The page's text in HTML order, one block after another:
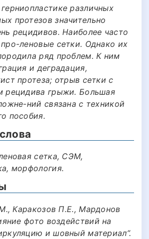
различных
протезов значительно
рецидивов. Наиболее часто
леновые сетки. Однако их
ряд проблем. К ним
и деградация,
протеза; отрыв сетки с
рецидива грыжи. Большая
ний связана с техникой
пособия.
сетка, СЭМ,
морфология.
Каракозов П.Е., Мардонов
фото воздействий на
и шовный материал”.